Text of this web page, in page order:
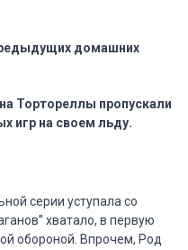
домашних
Тортореллы пропускали
игр на своем льду.
серии уступала со
хватало, в первую
обороной. Впрочем, Род